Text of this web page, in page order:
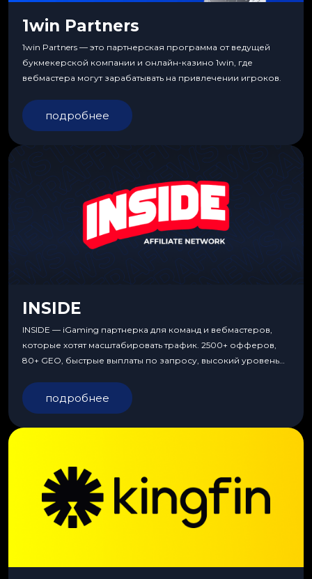
1win Partners
1win Partners — это партнерская программа от ведущей
букмекерской компании и онлайн-казино 1win, где
вебмастера могут зарабатывать на привлечении игроков.
подробнее
INSIDE
INSIDE — iGaming партнерка для команд и вебмастеров,
которые хотят масштабировать трафик. 2500+ офферов,
80+ GEO, быстрые выплаты по запросу, высокий уровень
подробнее